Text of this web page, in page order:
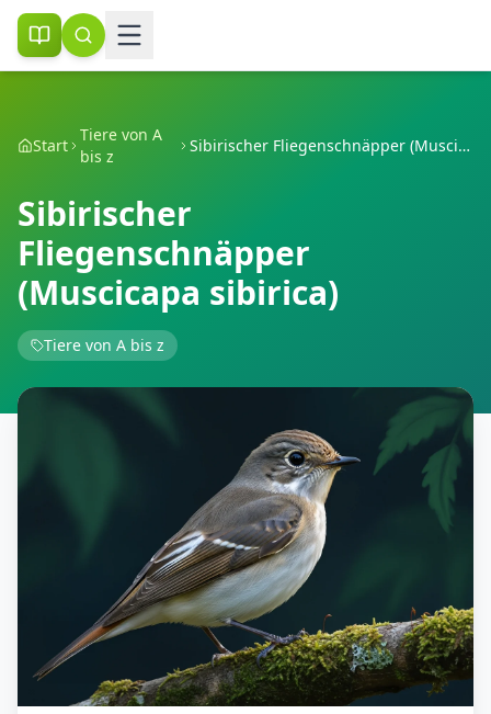
Start
Tiere von A
bis z
Sibirischer Fliegenschnäpper (Muscicapa sibirica)
Sibirischer
Fliegenschnäpper
(Muscicapa sibirica)
Tiere von A bis z